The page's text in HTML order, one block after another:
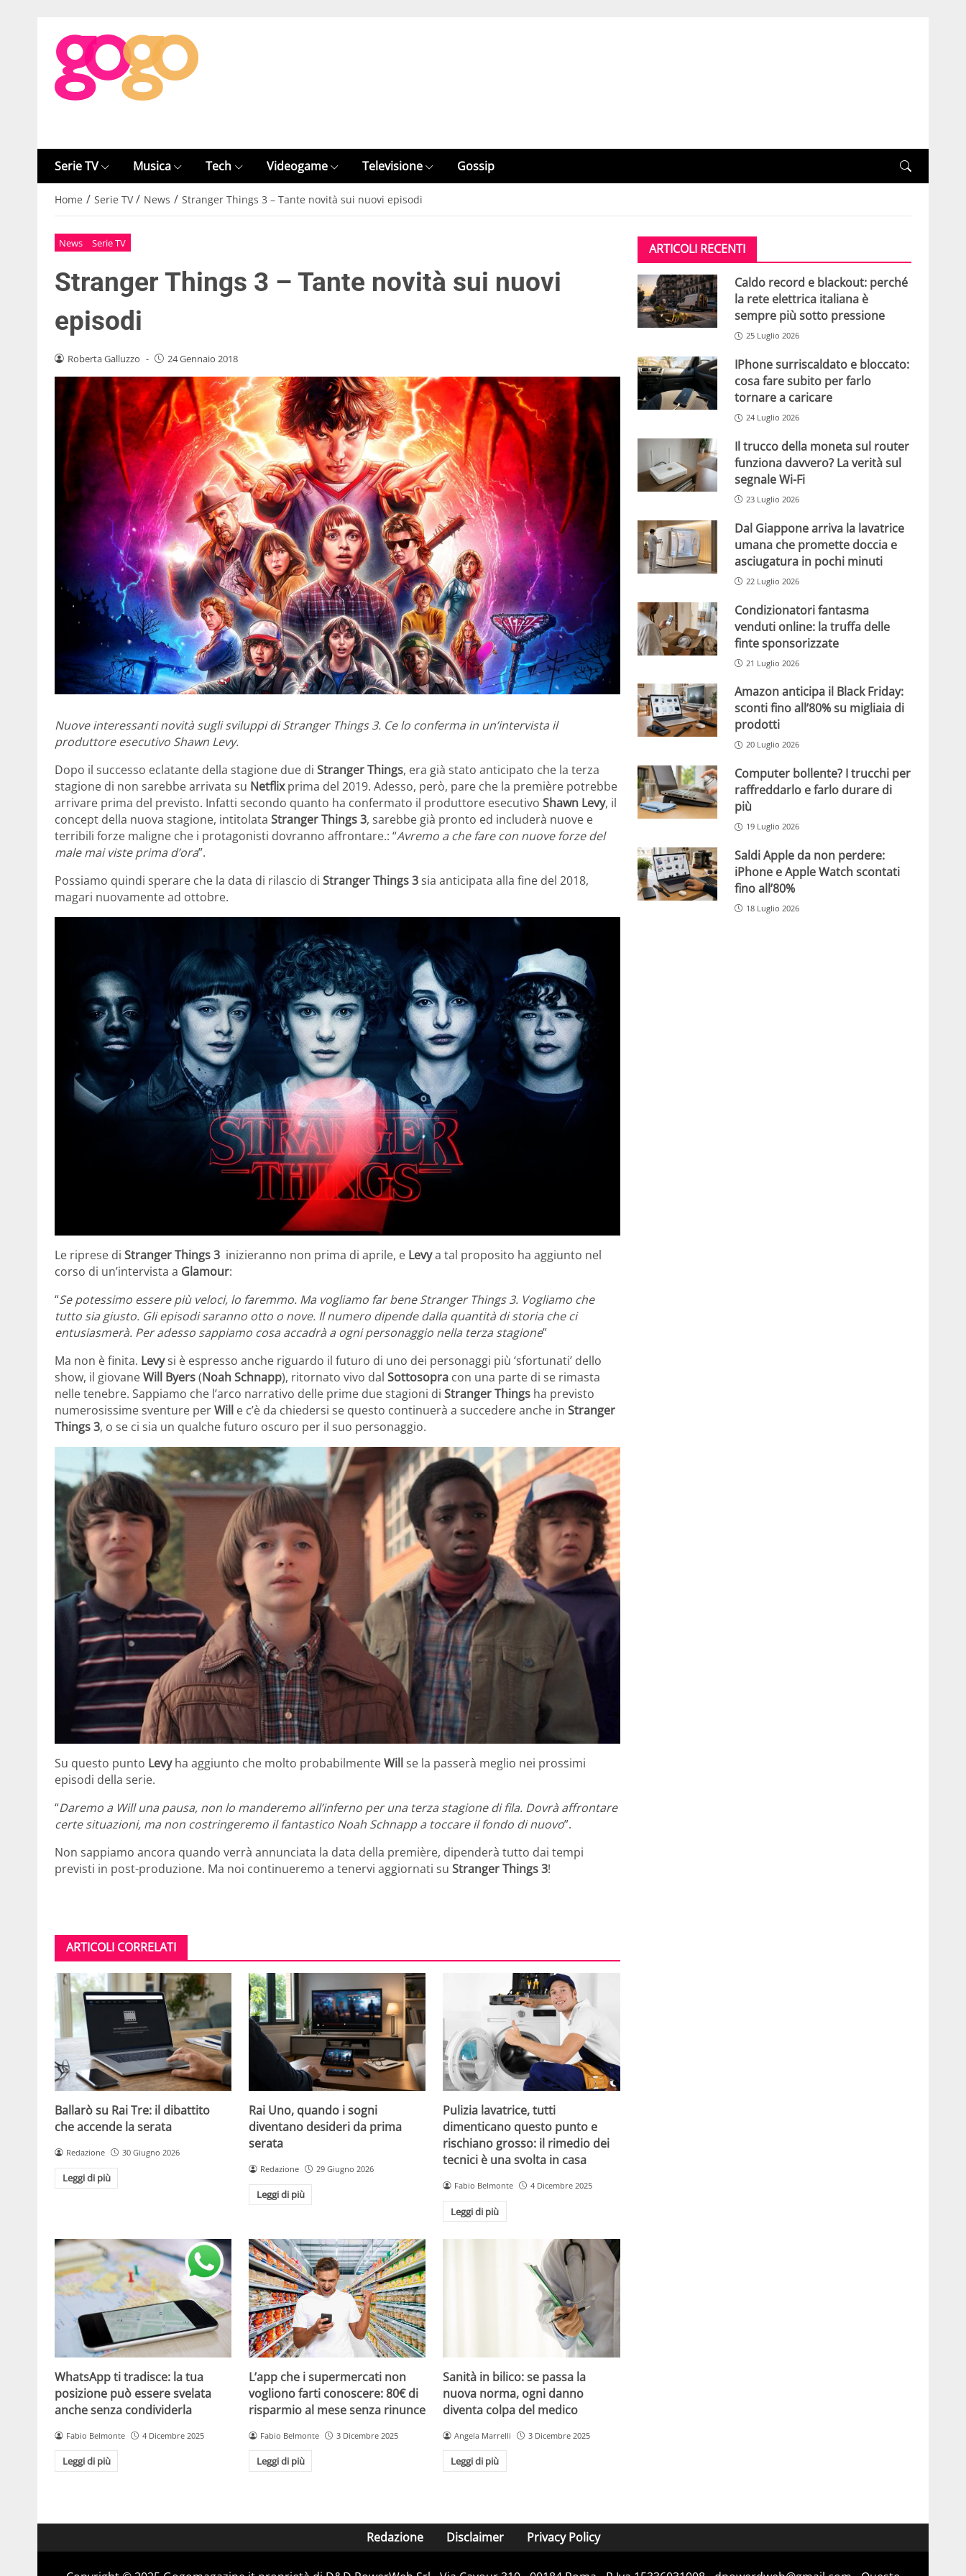
Serie TV Musica Tech Videogame Televisione Gossip
Home / Serie TV / News / Stranger Things 3 – Tante novità sui nuovi episodi
News Serie TV
Stranger Things 3 – Tante novità sui nuovi
episodi
Roberta Galluzzo - 24 Gennaio 2018
Nuove interessanti novità sugli sviluppi di Stranger Things 3. Ce lo conferma in un’intervista il
produttore esecutivo Shawn Levy.
Dopo il successo eclatante della stagione due di StrangerThings, era già stato anticipato che la terza
stagione di non sarebbe arrivata su Netflixprima del 2019. Adesso, però, pare che la première potrebbe
arrivare prima del previsto. Infatti secondo quanto ha confermato il produttore esecutivo Shawn Levy, il
concept della nuova stagione, intitolata Stranger Things 3, sarebbe già pronto ed includerà nuove e
terribili forze maligne che i protagonisti dovranno affrontare.: “Avremo a che fare con nuove forze del
male mai viste prima d’ora”.
Possiamo quindi sperare che la data di rilascio di Stranger Things 3sia anticipata alla fine del 2018,
magari nuovamente ad ottobre.
Le riprese di StrangerThings 3 inizieranno non prima di aprile, e Levya tal proposito ha aggiunto nel
corso di un’intervista a Glamour:
“Se potessimo essere più veloci, lo faremmo. Ma vogliamo far bene Stranger Things 3. Vogliamo che
tutto sia giusto. Gli episodi saranno otto o nove. Il numero dipende dalla quantità di storia che ci
entusiasmerà. Per adesso sappiamo cosa accadrà a ogni personaggio nella terza stagione”
Ma non è finita. Levysi è espresso anche riguardo il futuro di uno dei personaggi più ‘sfortunati’ dello
show, il giovaneWill Byers(Noah Schnapp), ritornato vivo dal Sottosopra con una parte di se rimasta
nelle tenebre. Sappiamo che l’arco narrativo delle prime due stagioni di StrangerThings ha previsto
numerosissime sventure perWill e c’è da chiedersi se questo continuerà a succedere anche in Stranger
Things 3, o se ci sia un qualche futuro oscuro per il suo personaggio.
Su questo punto Levyha aggiunto che molto probabilmenteWill se la passerà meglio nei prossimi
episodi della serie.
“Daremo a Will una pausa, non lo manderemo all’inferno per una terza stagione di fila. Dovrà affrontare
certe situazioni, ma non costringeremo il fantastico Noah Schnapp a toccare il fondo di nuovo”.
Non sappiamo ancora quando verrà annunciata la data della première, dipenderà tutto dai tempi
previsti in post-produzione. Ma noi continueremo a tenervi aggiornati su Stranger Things 3!
ARTICOLI CORRELATI
Ballarò su Rai Tre: il dibattito
che accende la serata
Redazione 30 Giugno 2026
Leggi di più
Rai Uno, quando i sogni
diventano desideri da prima
serata
Redazione 29 Giugno 2026
Leggi di più
Pulizia lavatrice, tutti
dimenticano questo punto e
rischiano grosso: il rimedio dei
tecnici è una svolta in casa
Fabio Belmonte 4 Dicembre 2025
Leggi di più
WhatsApp ti tradisce: la tua
posizione può essere svelata
anche senza condividerla
Fabio Belmonte 4 Dicembre 2025
Leggi di più
L’app che i supermercati non
vogliono farti conoscere: 80€ di
risparmio al mese senza rinunce
Fabio Belmonte 3 Dicembre 2025
Leggi di più
Sanità in bilico: se passa la
nuova norma, ogni danno
diventa colpa del medico
Angela Marrelli 3 Dicembre 2025
Leggi di più
ARTICOLI RECENTI
Caldo record e blackout: perché
la rete elettrica italiana è
sempre più sotto pressione
25 Luglio 2026
IPhone surriscaldato e bloccato:
cosa fare subito per farlo
tornare a caricare
24 Luglio 2026
Il trucco della moneta sul router
funziona davvero? La verità sul
segnale Wi-Fi
23 Luglio 2026
Dal Giappone arriva la lavatrice
umana che promette doccia e
asciugatura in pochi minuti
22 Luglio 2026
Condizionatori fantasma
venduti online: la truffa delle
finte sponsorizzate
21 Luglio 2026
Amazon anticipa il Black Friday:
sconti fino all’80% su migliaia di
prodotti
20 Luglio 2026
Computer bollente? I trucchi per
raffreddarlo e farlo durare di
più
19 Luglio 2026
Saldi Apple da non perdere:
iPhone e Apple Watch scontati
fino all’80%
18 Luglio 2026
Redazione Disclaimer Privacy Policy